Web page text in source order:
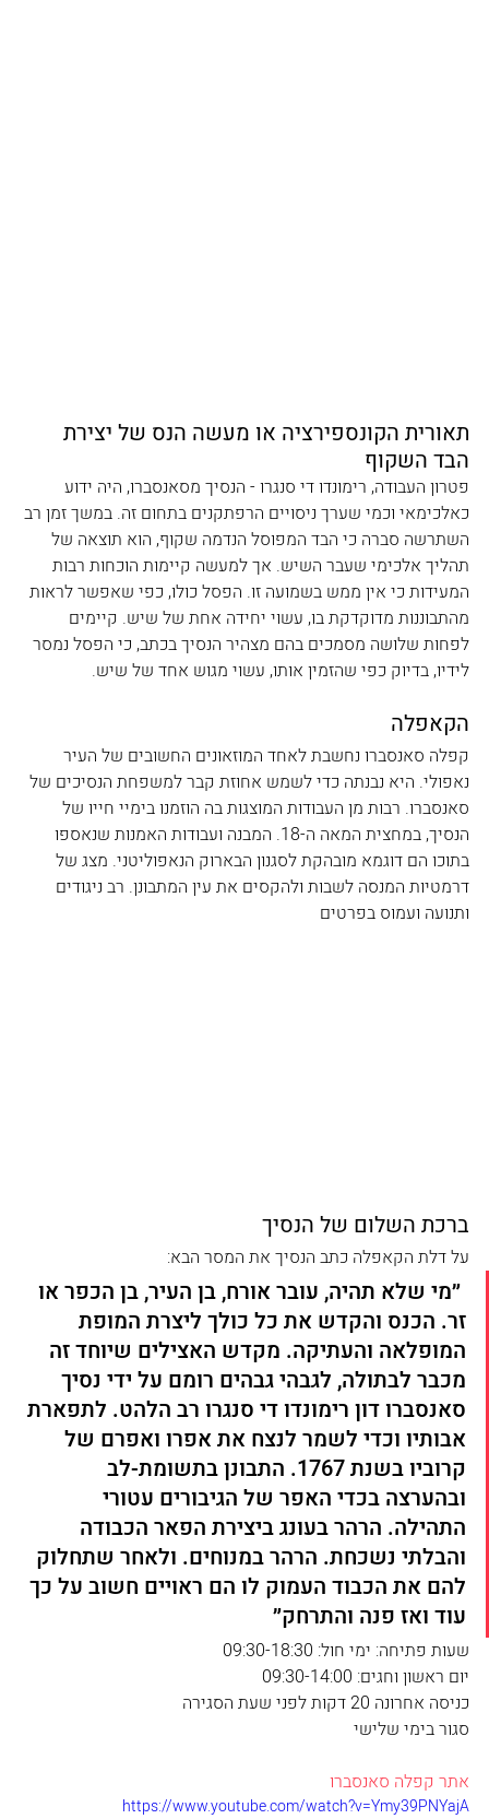
תאורית הקונספירציה או מעשה הנס של יצירת
הבד השקוף
פטרון העבודה, רימונדו די סנגרו - הנסיך מסאנסברו, היה ידוע
כאלכימאי וכמי שערך ניסויים הרפתקנים בתחום זה. במשך זמן רב
השתרשה סברה כי הבד המפוסל הנדמה שקוף, הוא תוצאה של
תהליך אלכימי שעבר השיש. אך למעשה קיימות הוכחות רבות
המעידות כי אין ממש בשמועה זו. הפסל כולו, כפי שאפשר לראות
מהתבוננות מדוקדקת בו, עשוי יחידה אחת של שיש. קיימים
לפחות שלושה מסמכים בהם מצהיר הנסיך בכתב, כי הפסל נמסר
לידיו, בדיוק כפי שהזמין אותו, עשוי מגוש אחד של שיש.
הקאפלה
קפלה סאנסברו נחשבת לאחד המוזאונים החשובים של העיר
נאפולי. היא נבנתה כדי לשמש אחוזת קבר למשפחת הנסיכים של
סאנסברו. רבות מן העבודות המוצגות בה הוזמנו בימיי חייו של
הנסיך, במחצית המאה ה-18. המבנה ועבודות האמנות שנאספו
בתוכו הם דוגמא מובהקת לסגנון הבארוק הנאפוליטני. מצג של
דרמטיות המנסה לשבות ולהקסים את עין המתבונן. רב ניגודים
ותנועה ועמוס בפרטים
ברכת השלום של הנסיך
על דלת הקאפלה כתב הנסיך את המסר הבא:
״מי שלא תהיה, עובר אורח, בן העיר, בן הכפר או
זר. הכנס והקדש את כל כולך ליצרת המופת
המופלאה והעתיקה. מקדש האצילים שיוחד זה
מכבר לבתולה, לגבהי גבהים רומם על ידי נסיך
סאנסברו דון רימונדו די סנגרו רב הלהט. לתפארת
אבותיו וכדי לשמר לנצח את אפרו ואפרם של
קרוביו בשנת 1767. התבונן בתשומת-לב
ובהערצה בכדי האפר של הגיבורים עטורי
התהילה. הרהר בעונג ביצירת הפאר הכבודה
והבלתי נשכחת. הרהר במנוחים. ולאחר שתחלוק
להם את הכבוד העמוק לו הם ראויים חשוב על כך
עוד ואז פנה והתרחק״
שעות פתיחה: ימי חול: 09:30-18:30
יום ראשון וחגים: 09:30-14:00
כניסה אחרונה 20 דקות לפני שעת הסגירה
סגור בימי שלישי
אתר קפלה סאנסברו
https://www.youtube.com/watch?v=Ymy39PNYajA